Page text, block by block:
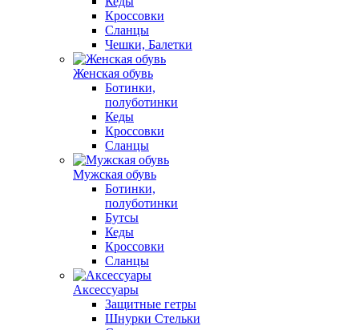
Кроссовки
Сланцы
Чешки, Балетки
Женская обувь
Ботинки,
полуботинки
Кеды
Кроссовки
Сланцы
Мужская обувь
Ботинки,
полуботинки
Бутсы
Кеды
Кроссовки
Сланцы
Аксессуары
Защитные гетры
Шнурки Стельки